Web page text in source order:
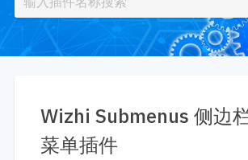
案例 商店
插件商店
资源
插件推荐
开发手册
Wizhi Submenus 侧边
菜单插件